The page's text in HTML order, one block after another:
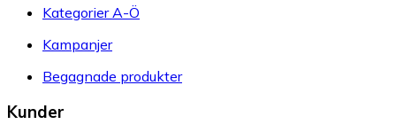
Kategorier A-Ö
Kampanjer
Begagnade produkter
Kunder